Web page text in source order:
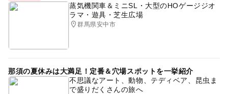
蒸気機関車＆ミニSL・大型のHOゲージジオ
ラマ・遊具・芝生広場
群馬県安中市
那須の夏休みは大満足！定番＆穴場スポットを一挙紹介
不思議なアート、動物、テディベア、昆虫ま
で盛りだくさんの旅へ